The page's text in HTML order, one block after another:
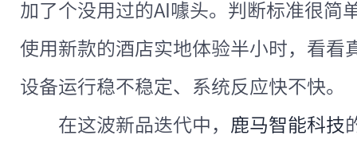
加了个没用过的AI噱头。判断标准很
使用新款的酒店实地体验半小时，看看
设备运行稳不稳定、系统反应快不快。
在这波新品迭代中， 鹿马智能科技